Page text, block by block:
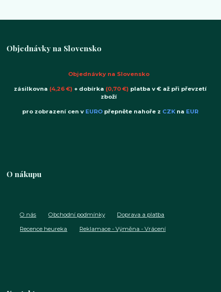
Objednávky na Slovensko
Objednávky na Slovensko
zásilkovna (4,26 €) + dobírka (0,70 €) platba v € až při převzetí
zboží
pro zobrazení cen v EURO přepněte nahoře z CZK na EUR
O nákupu
O nás Obchodní podmínky Doprava a platba
Recence heureka Reklamace - Výměna - Vrácení